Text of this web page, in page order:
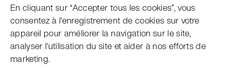
En cliquant sur “Accepter tous les cookies”, vous
consentez à l'enregistrement de cookies sur votre
appareil pour améliorer la navigation sur le site,
analyser l'utilisation du site et aider à nos efforts de
marketing.